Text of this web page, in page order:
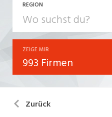
REGION
ZEIGE MIR
993 Firmen
Zurück